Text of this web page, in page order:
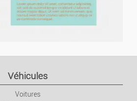
Véhicules
Voitures